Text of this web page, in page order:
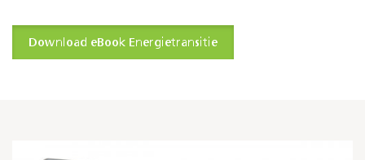
Download eBook Energietransitie